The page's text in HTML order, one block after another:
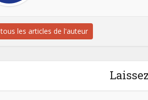
les articles de l'auteur